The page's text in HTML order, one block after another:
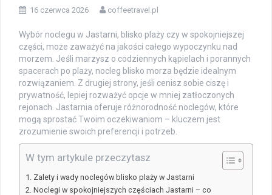
16 czerwca 2026 coffeetravel.pl
Wybór noclegu w Jastarni, blisko plaży czy w spokojniejszej
części, może zaważyć na jakości całego wypoczynku nad
morzem. Jeśli marzysz o codziennych kąpielach i porannych
spacerach po plaży, nocleg blisko morza będzie idealnym
rozwiązaniem. Z drugiej strony, jeśli cenisz sobie ciszę i
prywatność, lepiej rozważyć opcje w mniej zatłoczonych
rejonach. Jastarnia oferuje różnorodność noclegów, które
mogą sprostać Twoim oczekiwaniom – kluczem jest
zrozumienie swoich preferencji i potrzeb.
W tym artykule przeczytasz
Zalety i wady noclegów blisko plaży w Jastarni
Noclegi w spokojniejszych częściach Jastarni – co